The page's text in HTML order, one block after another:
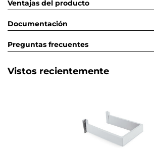
Ventajas del producto
Documentación
Preguntas frecuentes
Vistos recientemente